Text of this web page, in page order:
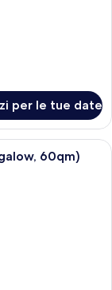
per le tue date
con un'ampia
60qm)